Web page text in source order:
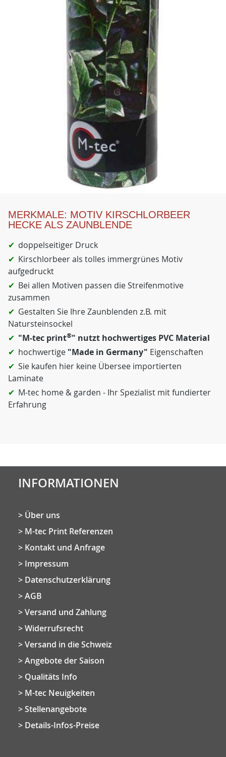
MERKMALE: MOTIV KIRSCHLORBEER
HECKE ALS ZAUNBLENDE
doppelseitiger Druck
Kirschlorbeer als tolles immergrünes Motiv
aufgedruckt
Bei allen Motiven passen die Streifenmotive
zusammen
Gestalten Sie Ihre Zaunblenden z.B. mit
Natursteinsockel
"M-tec print®" nutzt hochwertiges PVC Material
hochwertige "Made in Germany" Eigenschaften
Sie kaufen hier keine Übersee importierten
Laminate
M-tec home & garden - Ihr Spezialist mit fundierter
Erfahrung
INFORMATIONEN
Über uns
M-tec Print Referenzen
Kontakt und Anfrage
Impressum
Datenschutzerklärung
AGB
Versand und Zahlung
Widerrufsrecht
Versand in die Schweiz
Angebote der Saison
Qualitäts Info
M-tec Neuigkeiten
Stellenangebote
Details-Infos-Preise